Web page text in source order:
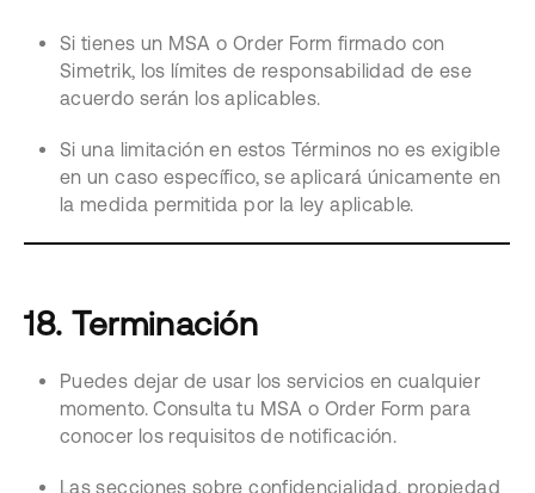
Si tienes un MSA o Order Form firmado con
Simetrik, los límites de responsabilidad de ese
acuerdo serán los aplicables.
Si una limitación en estos Términos no es exigible
en un caso específico, se aplicará únicamente en
la medida permitida por la ley aplicable.
18. Terminación
Puedes dejar de usar los servicios en cualquier
momento. Consulta tu MSA o Order Form para
conocer los requisitos de notificación.
Las secciones sobre confidencialidad, propiedad